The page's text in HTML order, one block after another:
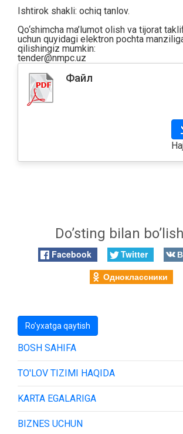
Ishtirok shakli: ochiq tanlov.
Qo‘shimcha ma’lumot olish va tijorat
uchun quyidagi elektron pochta
qilishingiz mumkin:
tender@nmpc.uz
Файл
Do’sting bilan
Facebook Twitter
Одноклассники
Ro’yxatga qaytish
BOSH SAHIFA
TO'LOV TIZIMI HAQIDA
KARTA EGALARIGA
BIZNES UCHUN